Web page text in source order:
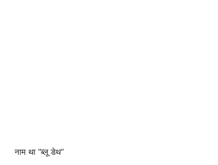
नाम था “ब्लू डेथ”